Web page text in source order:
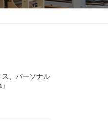
ス、パーソナル